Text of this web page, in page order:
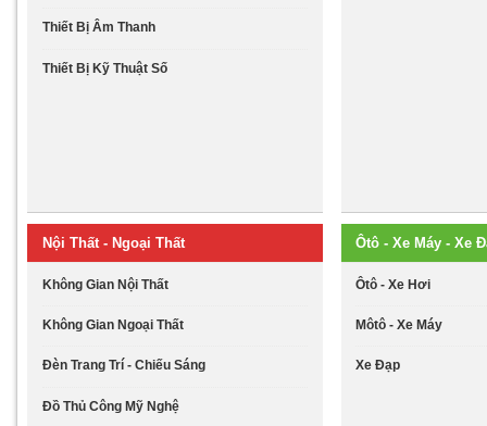
Thiết Bị Âm Thanh
Thiết Bị Kỹ Thuật Số
Nội Thất - Ngoại Thất
Không Gian Nội Thất
Không Gian Ngoại Thất
Đèn Trang Trí - Chiếu Sáng
Đồ Thủ Công Mỹ Nghệ
Ôtô - Xe Máy - Xe
Ôtô - Xe Hơi
Môtô - Xe Máy
Xe Đạp